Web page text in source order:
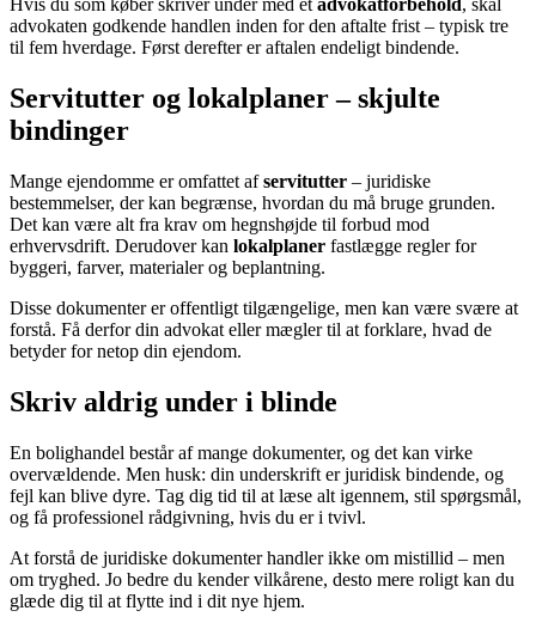
Hvis du som køber skriver under med et advokatforbehold, skal
advokaten godkende handlen inden for den aftalte frist – typisk tre
til fem hverdage. Først derefter er aftalen endeligt bindende.
Servitutter og lokalplaner – skjulte
bindinger
Mange ejendomme er omfattet afservitutter – juridiske
bestemmelser, der kan begrænse, hvordan du må bruge grunden.
Det kan være alt fra krav om hegnshøjde til forbud mod
erhvervsdrift. Derudover kan lokalplaner fastlægge regler for
byggeri, farver, materialer og beplantning.
Disse dokumenter er offentligt tilgængelige, men kan være svære at
forstå. Få derfor din advokat eller mægler til at forklare, hvad de
betyder for netop din ejendom.
Skriv aldrig under i blinde
En bolighandel består af mange dokumenter, og det kan virke
overvældende. Men husk: din underskrift er juridisk bindende, og
fejl kan blive dyre. Tag dig tid til at læse alt igennem, stil spørgsmål,
og få professionel rådgivning, hvis du er i tvivl.
At forstå de juridiske dokumenter handler ikke om mistillid – men
om tryghed. Jo bedre du kender vilkårene, desto mere roligt kan du
glæde dig til at flytte ind i dit nye hjem.